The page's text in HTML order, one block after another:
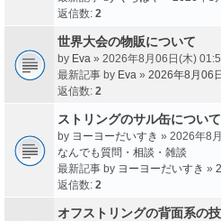
返信数: 2
世界大会の物販について
by Eva » 2026年8月06日(木)
最新記事 by Eva » 2026年8月06
返信数: 2
ストリングのサル缶について
by ヨーヨーだいすき » 2026年8
なんでも質問・相談・雑談
最新記事 by ヨーヨーだいすき »
返信数: 2
オフストリングの背面系の